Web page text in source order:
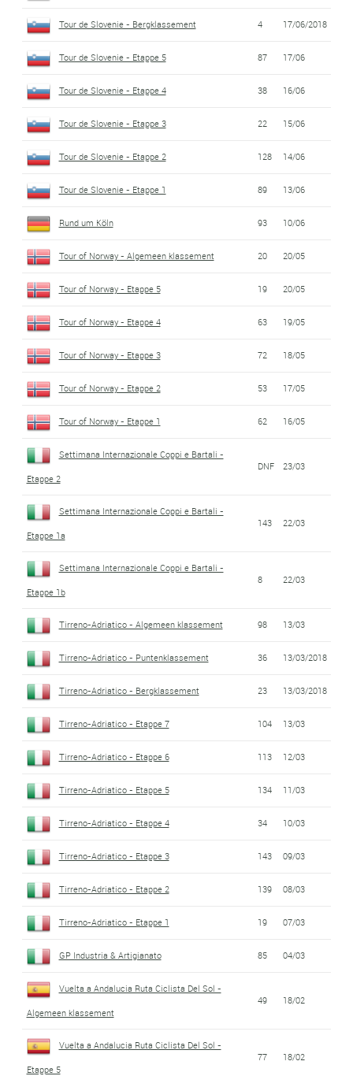
Tour de Slovenie - Bergklassement 4 17/06/2018
Tour de Slovenie - Etappe 5 87 17/06
Tour de Slovenie - Etappe 4 38 16/06
Tour de Slovenie - Etappe 3 22 15/06
Tour de Slovenie - Etappe 2 128 14/06
Tour de Slovenie - Etappe 1 89 13/06
Rund um Köln 93 10/06
Tour of Norway - Algemeen klassement 20 20/05
Tour of Norway - Etappe 5 19 20/05
Tour of Norway - Etappe 4 63 19/05
Tour of Norway - Etappe 3 72 18/05
Tour of Norway - Etappe 2 53 17/05
Tour of Norway - Etappe 1 62 16/05
Settimana Internazionale Coppi e Bartali -
Etappe 2
DNF 23/03
Settimana Internazionale Coppi e Bartali -
Etappe 1a
143 22/03
Settimana Internazionale Coppi e Bartali -
Etappe 1b
8 22/03
Tirreno-Adriatico - Algemeen klassement 98 13/03
Tirreno-Adriatico - Puntenklassement 36 13/03/2018
Tirreno-Adriatico - Bergklassement 23 13/03/2018
Tirreno-Adriatico - Etappe 7 104 13/03
Tirreno-Adriatico - Etappe 6 113 12/03
Tirreno-Adriatico - Etappe 5 134 11/03
Tirreno-Adriatico - Etappe 4 34 10/03
Tirreno-Adriatico - Etappe 3 143 09/03
Tirreno-Adriatico - Etappe 2 139 08/03
Tirreno-Adriatico - Etappe 1 19 07/03
GP Industria & Artigianato 85 04/03
Vuelta a Andalucia Ruta Ciclista Del Sol -
Algemeen klassement
49 18/02
Vuelta a Andalucia Ruta Ciclista Del Sol -
Etappe 5
77 18/02